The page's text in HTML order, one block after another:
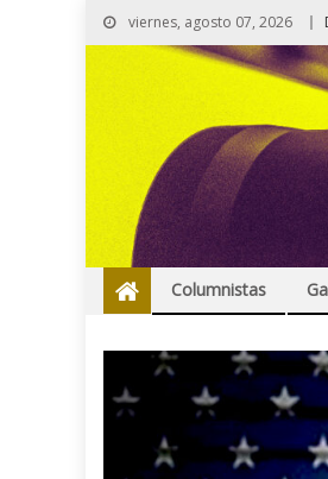
viernes, agosto 07, 2026
Columnistas